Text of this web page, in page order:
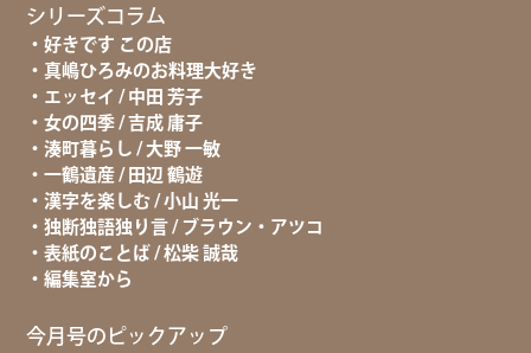
シリーズコラム
好きです この店
真嶋ひろみのお料理大好き
エッセイ / 中田 芳子
女の四季 / 吉成 庸子
湊町暮らし / 大野 一敏
一鶴遺産 / 田辺 鶴遊
漢字を楽しむ / 小山 光一
独断独語独り言 / ブラウン・アツコ
表紙のことば / 松柴 誠哉
編集室から
今月号のピックアップ